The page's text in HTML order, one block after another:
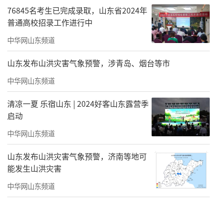
76845名考生已完成录取，山东省2024年
普通高校招录工作进行中
中华网山东频道
山东发布山洪灾害气象预警，涉青岛、烟台等市
中华网山东频道
清凉一夏 乐宿山东 | 2024好客山东露营季
启动
中华网山东频道
山东发布山洪灾害气象预警，济南等地可
能发生山洪灾害
中华网山东频道